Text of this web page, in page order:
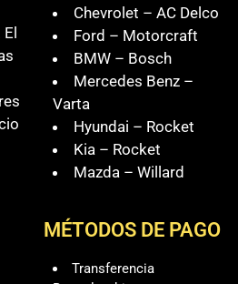
Chevrolet – AC Delco
Ford – Motorcraft
BMW – Bosch
Mercedes Benz –
Varta
Hyundai – Rocket
Kia – Rocket
Mazda – Willard
MÉTODOS DE PAGO
Transferencia